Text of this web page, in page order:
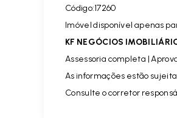
Código:17260
Imóvel disponível apenas
KF NEGÓCIOS
Assessoria completa |
As informações estão
Consulte o corretor